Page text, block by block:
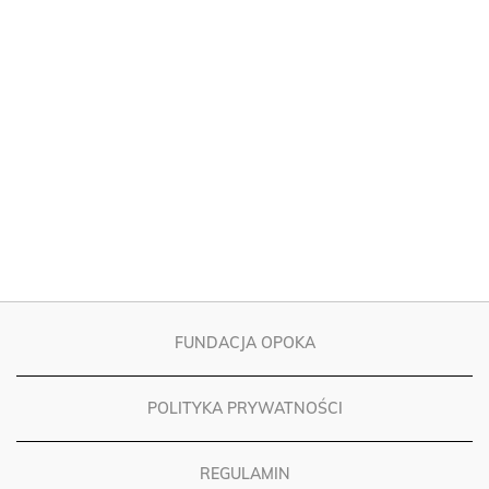
FUNDACJA OPOKA
POLITYKA PRYWATNOŚCI
REGULAMIN